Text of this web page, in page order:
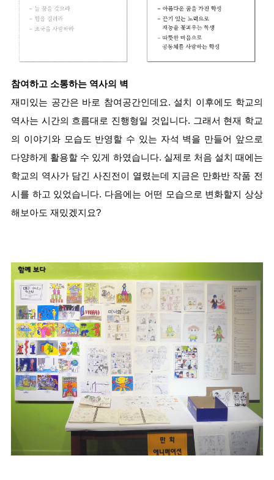
참여하고 소통하는 역사의 벽
재미있는 공간은 바로 참여공간인데요. 설치 이후에도 학교의
역사는 시간의 흐름대로 진행형일 것입니다. 그래서 현재 학교
의 이야기와 모습도 반영할 수 있는 자석 벽을 만들어 앞으로
다양하게 활용할 수 있게 하였습니다. 실제로 처음 설치 때에는
학교의 역사가 담긴 사진전이 열렸는데 지금은 만화반 작품 전
시를 하고 있었습니다. 다음에는 어떤 모습으로 변화할지 상상
해보아도 재밌겠지요?